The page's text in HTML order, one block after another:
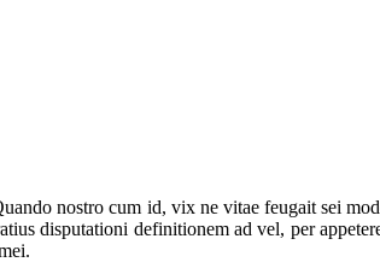
nostro cum id, vix ne vitae feugait sei
disputationi definitionem ad vel, per